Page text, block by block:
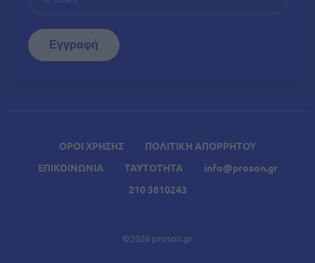
ΟΡΟΙ ΧΡΗΣΗΣ
ΠΟΛΙΤΙΚΗ ΑΠΟΡΡΗΤΟΥ
ΕΠΙΚΟΙΝΩΝΙΑ
ΤΑΥΤΟΤΗΤΑ
info@proson.gr
210 3810243
©2026 proson.gr